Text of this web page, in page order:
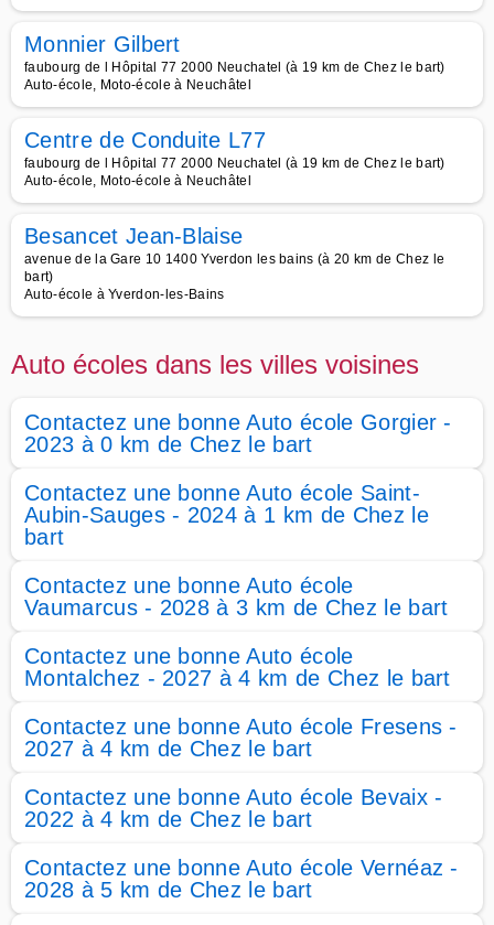
Monnier Gilbert
faubourg de l Hôpital 77 2000 Neuchatel (à 19 km de Chez le bart)
Auto-école, Moto-école à Neuchâtel
Centre de Conduite L77
faubourg de l Hôpital 77 2000 Neuchatel (à 19 km de Chez le bart)
Auto-école, Moto-école à Neuchâtel
Besancet Jean-Blaise
avenue de la Gare 10 1400 Yverdon les bains (à 20 km de Chez le
bart)
Auto-école à Yverdon-les-Bains
Auto écoles dans les villes voisines
Contactez une bonne Auto école Gorgier -
2023 à 0 km de Chez le bart
Contactez une bonne Auto école Saint-
Aubin-Sauges - 2024 à 1 km de Chez le
bart
Contactez une bonne Auto école
Vaumarcus - 2028 à 3 km de Chez le bart
Contactez une bonne Auto école
Montalchez - 2027 à 4 km de Chez le bart
Contactez une bonne Auto école Fresens -
2027 à 4 km de Chez le bart
Contactez une bonne Auto école Bevaix -
2022 à 4 km de Chez le bart
Contactez une bonne Auto école Vernéaz -
2028 à 5 km de Chez le bart